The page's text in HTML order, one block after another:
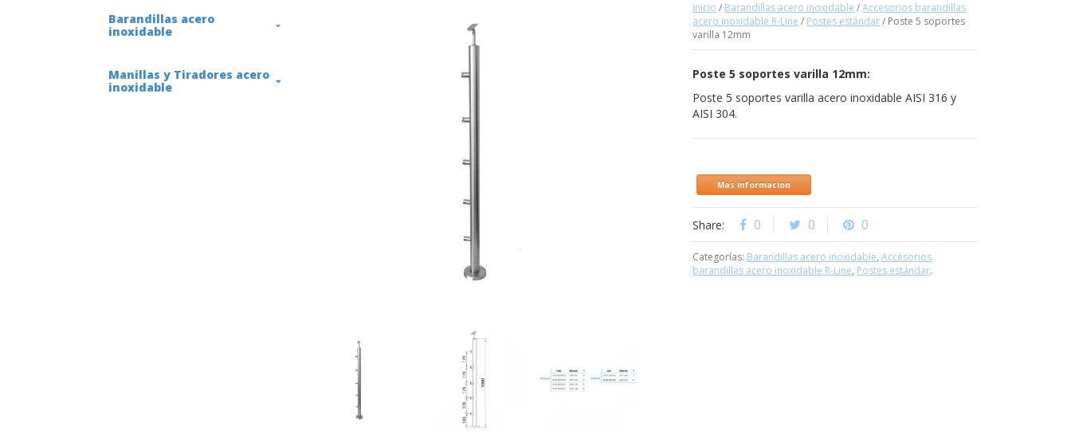
Barandillas acero
inoxidable
Manillas y Tiradores acero
inoxidable
Inicio / Barandillas acero inoxidable /Accesorios barandillas
acero inoxidable R-Line / Postes estándar/ Poste 5 soportes
varilla 12mm
Poste 5 soportes varilla 12mm:
Poste 5 soportes varilla acero inoxidable AISI 316 y
AISI 304.
Mas informacion
Share: 0 0 0
Categorías: Barandillas acero inoxidable,Accesorios
barandillas acero inoxidable R-Line, Postes estándar.